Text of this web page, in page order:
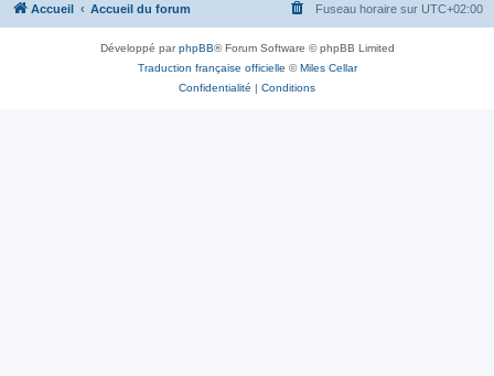
Accueil Accueil du forum Fuseau horaire sur UTC+02:00
Développé parphpBB® Forum Software © phpBB Limited
Traduction française officielle ©Miles Cellar
Confidentialité | Conditions